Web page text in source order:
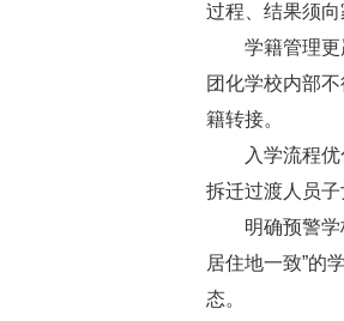
过程、结果须向
学籍管理更严
团化学校内部
籍转接。
入学流程优化
拆迁过渡人员
明确预警学校
居住地一致”的
态。